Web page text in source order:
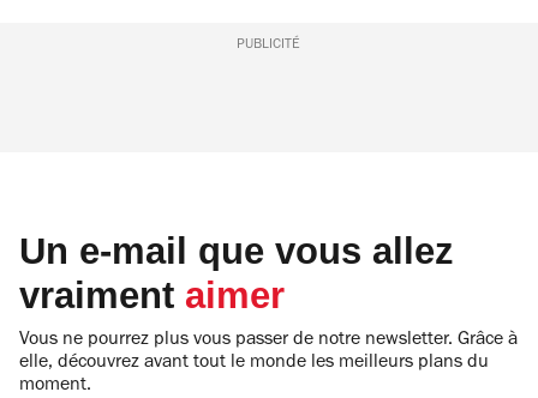
PUBLICITÉ
Un e-mail que vous allez
vraiment aimer
Vous ne pourrez plus vous passer de notre newsletter. Grâce à
elle, découvrez avant tout le monde les meilleurs plans du
moment.